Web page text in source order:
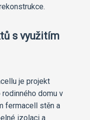
s využitím
je projekt
domu v
fermacell stěn a
izolaci a